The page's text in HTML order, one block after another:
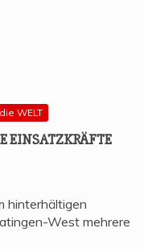
WELT
EIN­SATZ­KRÄF­TE
hinterhältigen
West mehrere